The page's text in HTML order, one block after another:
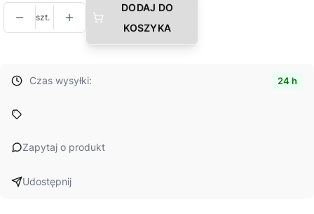
szt.
DODAJ DO
KOSZYKA
Czas wysyłki: 24 h
Zapytaj o produkt
Udostępnij